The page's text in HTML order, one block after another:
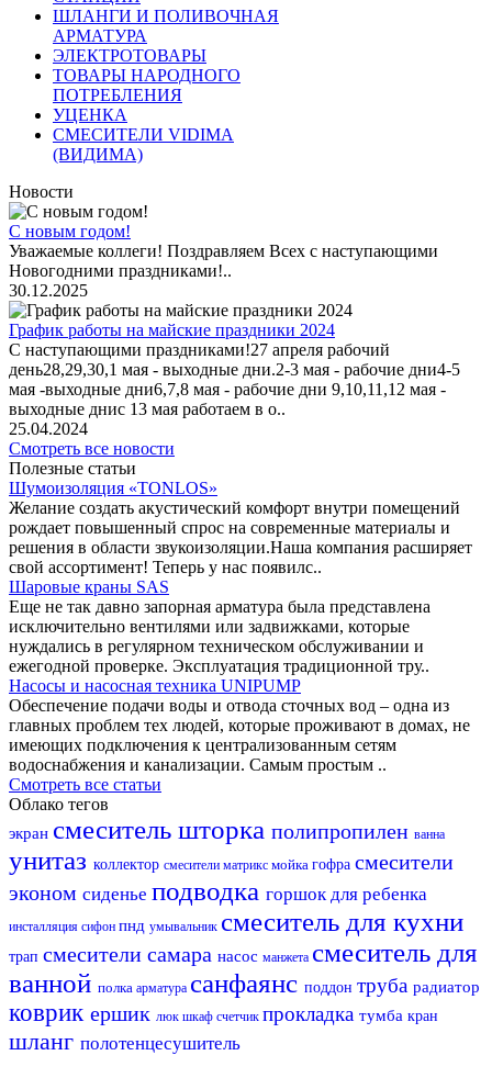
ШЛАНГИ И ПОЛИВОЧНАЯ
АРМАТУРА
ЭЛЕКТРОТОВАРЫ
ТОВАРЫ НАРОДНОГО
ПОТРЕБЛЕНИЯ
УЦЕНКА
СМЕСИТЕЛИ VIDIMA
(ВИДИМА)
Новости
С новым годом!
Уважаемые коллеги! Поздравляем Всех с наступающими
Новогодними праздниками!..
30.12.2025
График работы на майские праздники 2024
С наступающими праздниками!27 апреля рабочий
день28,29,30,1 мая - выходные дни.2-3 мая - рабочие дни4-5
мая -выходные дни6,7,8 мая - рабочие дни 9,10,11,12 мая -
выходные днис 13 мая работаем в о..
25.04.2024
Смотреть все новости
Полезные статьи
Шумоизоляция «TONLOS»
Желание создать акустический комфорт внутри помещений
рождает повышенный спрос на современные материалы и
решения в области звукоизоляции.Наша компания расширяет
свой ассортимент! Теперь у нас появилс..
Шаровые краны SAS
Еще не так давно запорная арматура была представлена
исключительно вентилями или задвижками, которые
нуждались в регулярном техническом обслуживании и
ежегодной проверке. Эксплуатация традиционной тру..
Насосы и насосная техника UNIPUMP
Обеспечение подачи воды и отвода сточных вод – одна из
главных проблем тех людей, которые проживают в домах, не
имеющих подключения к централизованным сетям
водоснабжения и канализации. Самым простым ..
Смотреть все статьи
Облако тегов
экран смеситель шторка полипропилен ванна
унитаз коллектор смесители матрикс мойка гофра смесители
эконом сиденье подводка горшок для ребенка
инсталляция сифон пнд умывальник смеситель для кухни
трап смесители самара насос манжета смеситель для
ванной полка арматура санфаянс поддон труба радиатор
коврик ершик люк шкаф счетчик прокладка тумба кран
шланг полотенцесушитель